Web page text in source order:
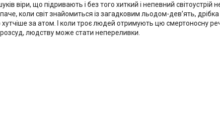
віри, що підривають і без того хиткий і непевний
коли світ знайомиться із загадковим льодом-дев’ять,
хутчіше за атом. І коли троє людей отримують цю смертоносну
розсуд, людству може стати непереливки.